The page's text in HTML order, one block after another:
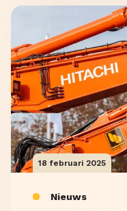
18 februari 2025
Nieuws